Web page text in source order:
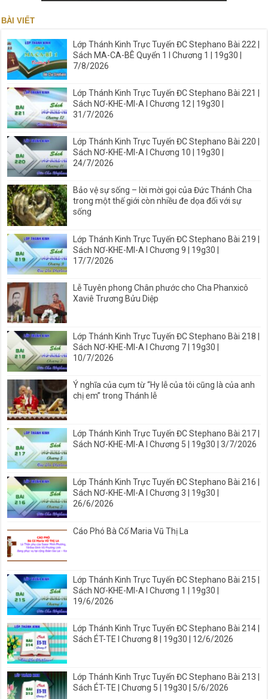
BÀI VIẾT
Lớp Thánh Kinh Trực Tuyến ĐC Stephano Bài 222 |
Sách MA-CA-BÊ Quyển 1 I Chương 1 | 19g30 |
7/8/2026
Lớp Thánh Kinh Trực Tuyến ĐC Stephano Bài 221 |
Sách NƠ-KHE-MI-A I Chương 12 | 19g30 |
31/7/2026
Lớp Thánh Kinh Trực Tuyến ĐC Stephano Bài 220 |
Sách NƠ-KHE-MI-A I Chương 10 | 19g30 |
24/7/2026
Bảo vệ sự sống – lời mời gọi của Đức Thánh Cha
trong một thế giới còn nhiều đe dọa đối với sự
sống
Lớp Thánh Kinh Trực Tuyến ĐC Stephano Bài 219 |
Sách NƠ-KHE-MI-A I Chương 9 | 19g30 |
17/7/2026
Lễ Tuyên phong Chân phước cho Cha Phanxicô
Xaviê Trương Bửu Diệp
Lớp Thánh Kinh Trực Tuyến ĐC Stephano Bài 218 |
Sách NƠ-KHE-MI-A I Chương 7 | 19g30 |
10/7/2026
Ý nghĩa của cụm từ “Hy lễ của tôi cũng là của anh
chị em” trong Thánh lễ
Lớp Thánh Kinh Trực Tuyến ĐC Stephano Bài 217 |
Sách NƠ-KHE-MI-A I Chương 5 | 19g30 | 3/7/2026
Lớp Thánh Kinh Trực Tuyến ĐC Stephano Bài 216 |
Sách NƠ-KHE-MI-A I Chương 3 | 19g30 |
26/6/2026
Cáo Phó Bà Cố Maria Vũ Thị La
Lớp Thánh Kinh Trực Tuyến ĐC Stephano Bài 215 |
Sách NƠ-KHE-MI-A I Chương 1 | 19g30 |
19/6/2026
Lớp Thánh Kinh Trực Tuyến ĐC Stephano Bài 214 |
Sách ÉT-TE I Chương 8 | 19g30 | 12/6/2026
Lớp Thánh Kinh Trực Tuyến ĐC Stephano Bài 213 |
Sách ÉT-TE | Chương 5 | 19g30 | 5/6/2026